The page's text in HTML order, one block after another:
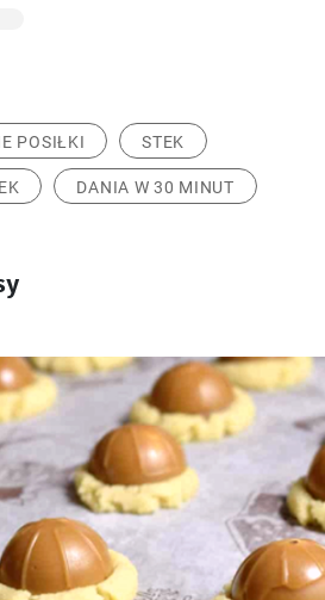
POSIŁKI STEK
DANIA W 30 MINUT